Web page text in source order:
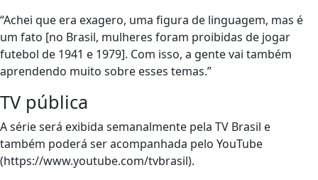
“Achei que era exagero, uma figura de linguagem, mas é
um fato [no Brasil, mulheres foram proibidas de jogar
futebol de 1941 e 1979]. Com isso, a gente vai também
aprendendo muito sobre esses temas.”
TV pública
A série será exibida semanalmente pela TV Brasil e
também poderá ser acompanhada pelo YouTube
(https://www.youtube.com/tvbrasil).